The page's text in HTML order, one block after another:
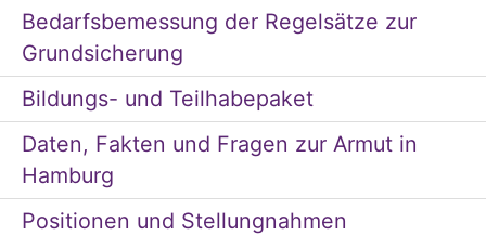
Bedarfsbemessung der Regelsätze zur
Grundsicherung
Bildungs- und Teilhabepaket
Daten, Fakten und Fragen zur Armut in
Hamburg
Positionen und Stellungnahmen